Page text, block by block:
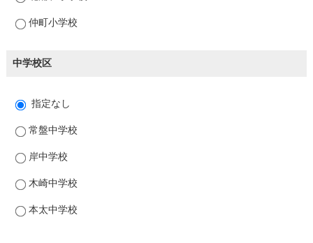
仲町小学校
中学校区
指定なし
常盤中学校
岸中学校
木崎中学校
本太中学校